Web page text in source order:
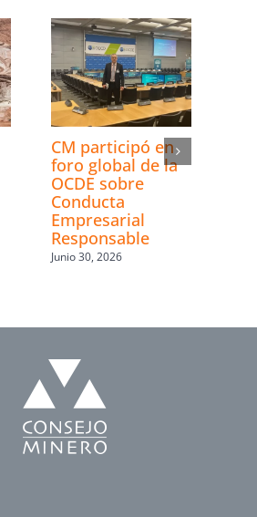
CM participó en
foro global de la
OCDE sobre
Conducta
Empresarial
Responsable
Junio 30, 2026